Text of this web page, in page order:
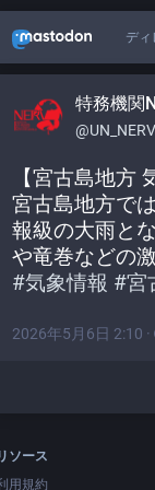
ディ
特務機関
【宮古島地方
宮古島地方で
報級の大雨と
や竜巻などの
#気象情報 #宮
2026年5月6日 2:10 ·
ソース
用規約